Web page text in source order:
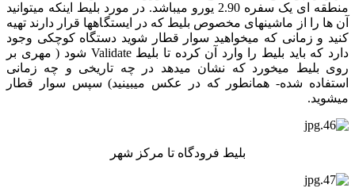
منطقه ای یک سفره 2.90 یورو میباشد. در مورد بلیط اینکه میتوانید
آن ها را از ماشینهای مخصوص بلیط که در ایستگاهها قرار دارند تهیه
کنید و زمانی که میخواهید سوار قطار شوید دستگاه کوچکی وجود
دارد که باید بلیط را وارد آن کرده تا بلیط Validate شود ( مهری بر
روی بلیط میخورد که نشان میدهد در چه تاریخی و چه زمانی
استفاده شده- همانطور که در عکس میبینید) سپس سوار قطار
میشوید.
بلیط فرودگاه تا مرکز شهر